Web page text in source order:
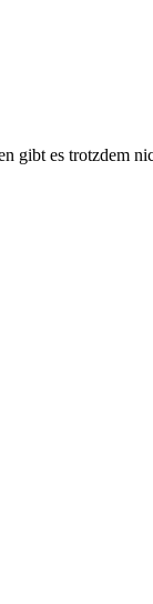
gibt es trotzdem